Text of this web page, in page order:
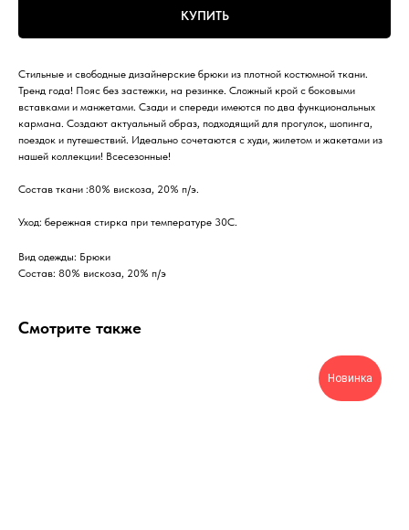
КУПИТЬ
Стильные и свободные дизайнерские брюки из плотной костюмной ткани.
Тренд года! Пояс без застежки, на резинке. Сложный крой с боковыми
вставками и манжетами. Сзади и спереди имеются по два функциональных
кармана. Создают актуальный образ, подходящий для прогулок, шопинга,
поездок и путешествий. Идеально сочетаются с худи, жилетом и жакетами из
нашей коллекции! Всесезонные!
Состав ткани :80% вискоза, 20% п/э.
Уход: бережная стирка при температуре 30С.
Вид одежды: Брюки
Состав: 80% вискоза, 20% п/э
Смотрите также
Новинка